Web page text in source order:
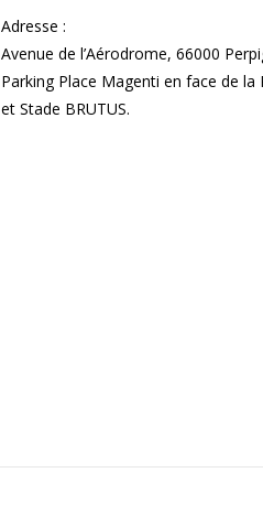
Adresse :
Avenue de l’Aérodrome, 66000
Parking Place Magenti en face de la
et Stade BRUTUS.